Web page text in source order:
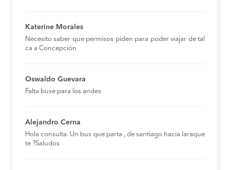
Katerine Morales
Necesito saber que permisos piden para poder viajar de tal
ca a Concepción
Oswaldo Guevara
Falta buse para los andes
Alejandro Cerna
Hola consulta. Un bus que parta , de santiago hacia laraque
te ?Saludos